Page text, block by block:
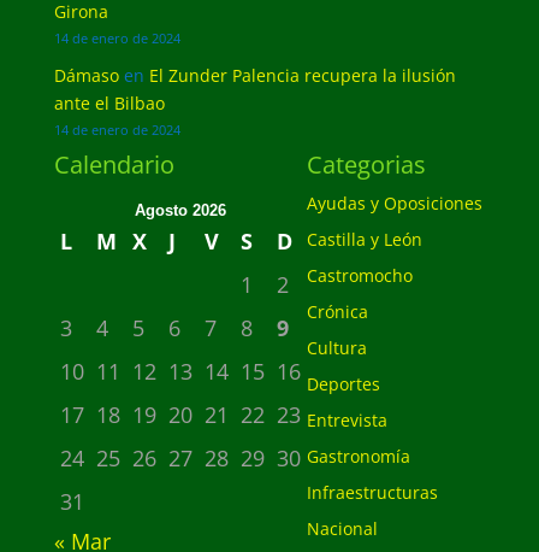
Girona
14 de enero de 2024
Dámasoen El Zunder Palencia recupera la ilusión
ante el Bilbao
14 de enero de 2024
Calendario
Agosto 2026
L M X J V S
D
1
2
3
4 5 6 7 8
9
10 11 12 13 14 15 16
17 18 19 20 21 22 23
24 25 26 27 28 29 30
31
« Mar
Categorias
Ayudas y Oposiciones
Castilla y León
Castromocho
Crónica
Cultura
Deportes
Entrevista
Gastronomía
Infraestructuras
Nacional